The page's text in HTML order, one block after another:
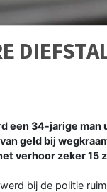
een 34-jarige
geld bij
verhoor zeker 15
bij de politie